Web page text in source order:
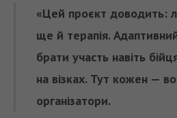
«Цей проєкт доводить:
ще й терапія.
брати участь навіть
на візках. Тут кожен —
організатори.